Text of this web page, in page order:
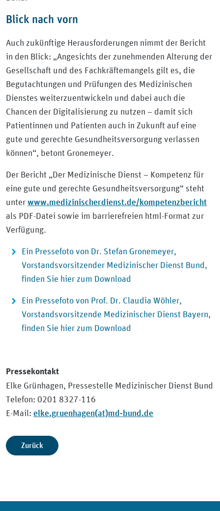
Blick nach vorn
Auch zukünftige Herausforderungen nimmt der Bericht
in den Blick: „Angesichts der zunehmenden Alterung der
Gesellschaft und des Fachkräftemangels gilt es, die
Begutachtungen und Prüfungen des Medizinischen
Dienstes weiterzuentwickeln und dabei auch die
Chancen der Digitalisierung zu nutzen – damit sich
Patientinnen und Patienten auch in Zukunft auf eine
gute und gerechte Gesundheitsversorgung verlassen
können“, betont Gronemeyer.
Der Bericht „Der Medizinische Dienst – Kompetenz für
eine gute und gerechte Gesundheitsversorgung“ steht
unterwww.medizinischerdienst.de/kompetenzbericht
als PDF-Datei sowie im barrierefreien html-Format zur
Verfügung.
Ein Pressefoto von Dr. Stefan Gronemeyer,
Vorstandsvorsitzender Medizinischer Dienst Bund,
finden Sie hier zum Download
Ein Pressefoto von Prof. Dr. Claudia Wöhler,
Vorstandsvorsitzende Medizinischer Dienst Bayern,
finden Sie hier zum Download
Pressekontakt
Elke Grünhagen, Pressestelle Medizinischer Dienst Bund
Telefon: 0201 8327-116
E-Mail: elke.gruenhagen(at)md-bund.de
Zurück